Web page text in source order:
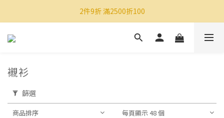
2件9折 滿2500折100
襯衫
篩選
商品排序 每頁顯示 48 個